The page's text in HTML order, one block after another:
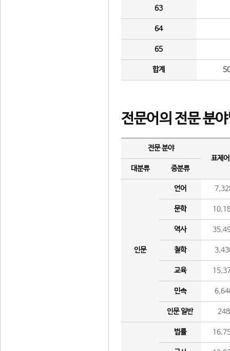
63
64
65
합계
전문어의 전문 분
전문 분야
표제
대분류
중분류
인문
언어
문학
역사
철학
교육
민속
인문 일반 248
법률